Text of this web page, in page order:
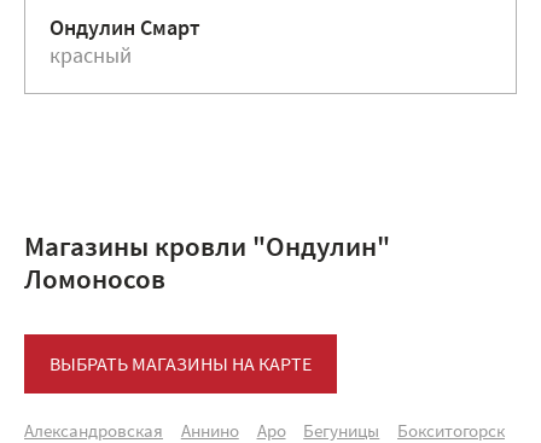
Ондулин Смарт
красный
Магазины кровли "Ондулин"
Ломоносов
ВЫБРАТЬ МАГАЗИНЫ НА КАРТЕ
Александровская Аннино Аро Бегуницы
Бокситогорск